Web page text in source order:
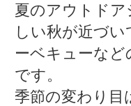
夏のアウトド
しい秋が近づ
ーベキューなど
です。
季節の変わり目